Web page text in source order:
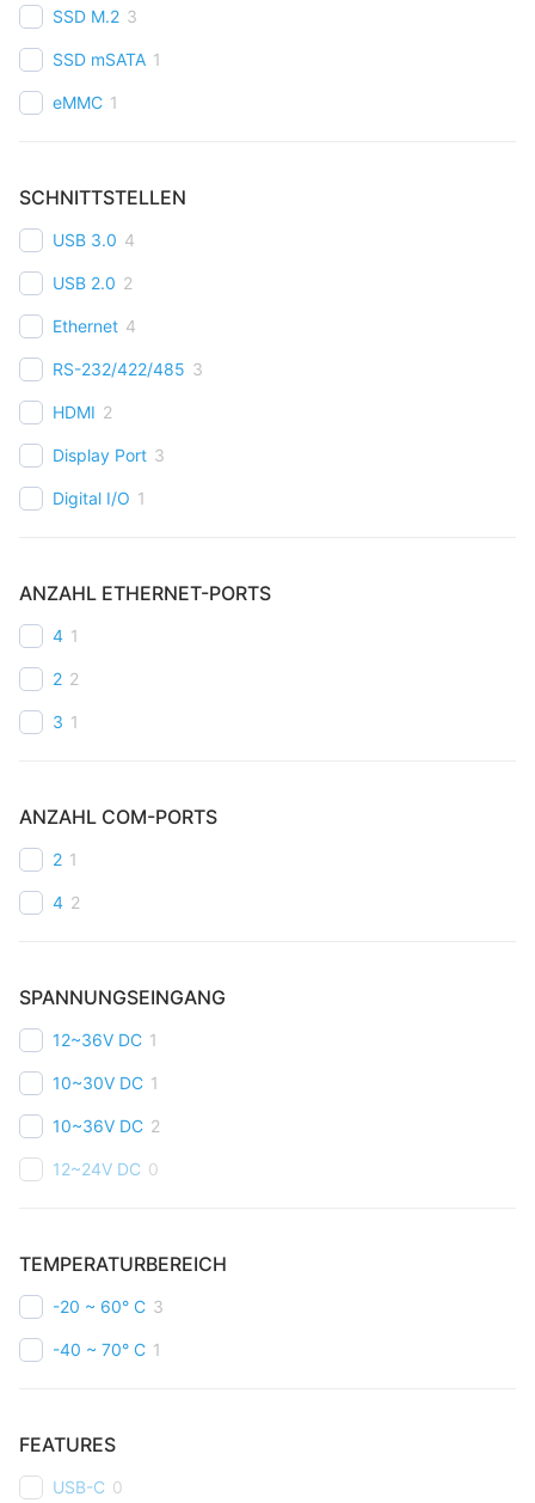
SSD M.2 3
SSD mSATA 1
eMMC 1
SCHNITTSTELLEN
USB 3.0 4
USB 2.0 2
Ethernet 4
RS-232/422/485 3
HDMI 2
Display Port 3
Digital I/O 1
ANZAHL ETHERNET-PORTS
4 1
2 2
3 1
ANZAHL COM-PORTS
2 1
4 2
SPANNUNGSEINGANG
12~36V DC 1
10~30V DC 1
10~36V DC 2
12~24V DC 0
TEMPERATURBEREICH
-20 ~ 60° C 3
-40 ~ 70° C 1
FEATURES
USB-C 0